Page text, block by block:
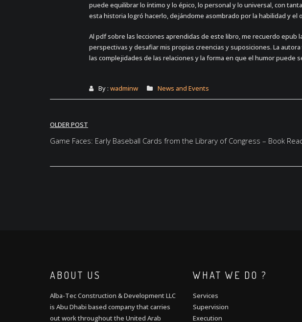
puede equilibrar lo íntimo y lo épico, lo personal y lo universal, con
esta historia logró hacerlo, dejándome asombrado por la habilidad y el
Al pdf sobre las lecciones aprendidas de este libro, me recuerdo epub
perspectivas y desafiar mis propias creencias y suposiciones. La
las complejidades de las relaciones y la forma en que el humor puede
By : wadminw News and Events
Post
navigation
OLDER POST
Game Faces: Early Baseball Cards from the Library of Congress – Book
ABOUT US
Alba-Tec Construction & Development LLC
is Abu Dhabi based company that carries
out work throughout the United Arab
WHAT WE DO ?
Services
Supervision
Execution